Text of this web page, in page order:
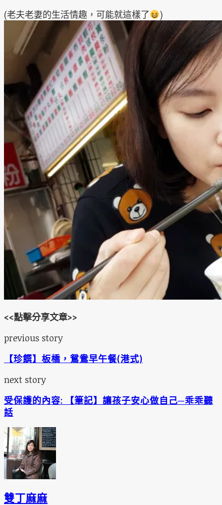
(老夫老妻的生活情趣，可能就這樣了
)
<<點擊分享文章>>
previous story
【珍饌】板橋，鴛鴦早午餐(港式)
next story
受保護的內容: 【筆記】讓孩子安心做自己─乖乖聽
話
雙丁麻麻